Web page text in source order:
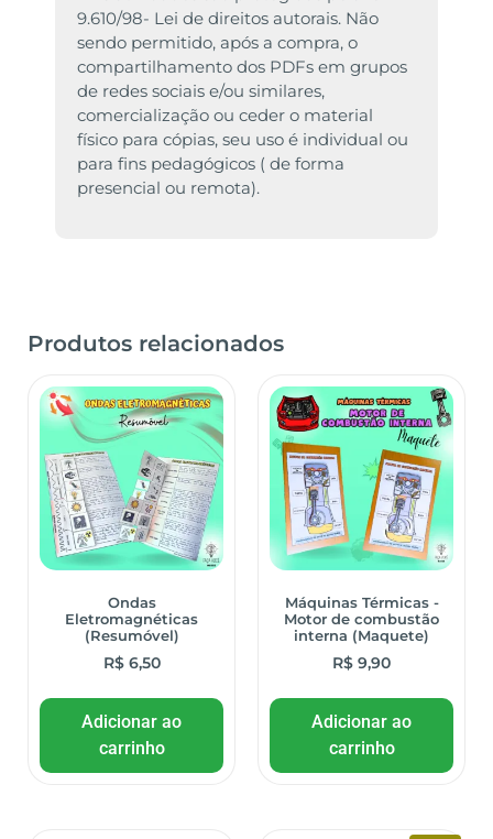
9.610/98- Lei de direitos autorais. Não
sendo permitido, após a compra, o
compartilhamento dos PDFs em grupos
de redes sociais e/ou similares,
comercialização ou ceder o material
físico para cópias, seu uso é individual ou
para fins pedagógicos ( de forma
presencial ou remota).
Produtos relacionados
Ondas
Eletromagnéticas
(Resumóvel)
R$6,50
Adicionar ao
carrinho
Máquinas Térmicas -
Motor de combustão
interna (Maquete)
R$ 9,90
Adicionar ao
carrinho